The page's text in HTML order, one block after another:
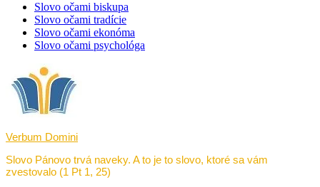
Slovo očami biskupa
Slovo očami tradície
Slovo očami ekonóma
Slovo očami psychológa
Verbum Domini
Slovo Pánovo trvá naveky. A to je to slovo, ktoré sa vám
zvestovalo (1 Pt 1, 25)